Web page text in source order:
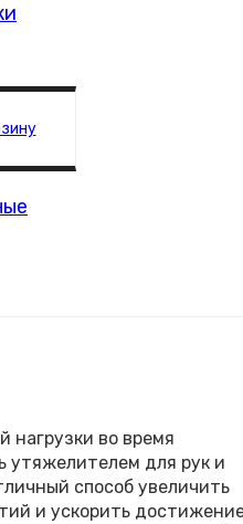
нагрузки во время
утяжелителем для рук и
способ увеличить
и ускорить